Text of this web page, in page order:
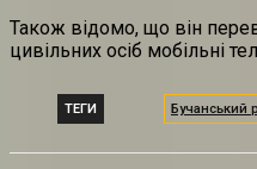
Також відомо, що він
цивільних осіб мобільні
ТЕГИ Бучанський